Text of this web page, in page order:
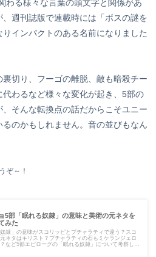
わる様々な言葉の頭文字と関係があ
週刊誌版で連載時には「ボスの謎を
インパクトのある名前になりました
切り、フーゴの離脱、敵も暗殺チー
代わるなど様々な変化が起き、5部の
そんな転換点の話だからこそユニー
のかもしれません。音の並びもなん
ぞ～！
5部「眠れる奴隷」の意味と美術の元ネタを
みた
奴隷」の意味がスコリッピとブチャラティで違う？スコ
ネタはキリスト？ブチャラティの石もミケランジェロ
など5部エピローグの「眠れる奴隷」について考察して